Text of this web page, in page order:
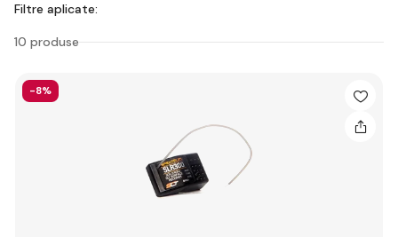
Filtre aplicate:
10 produse
-8%